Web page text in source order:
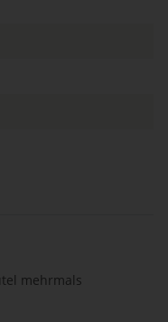
mehrmals